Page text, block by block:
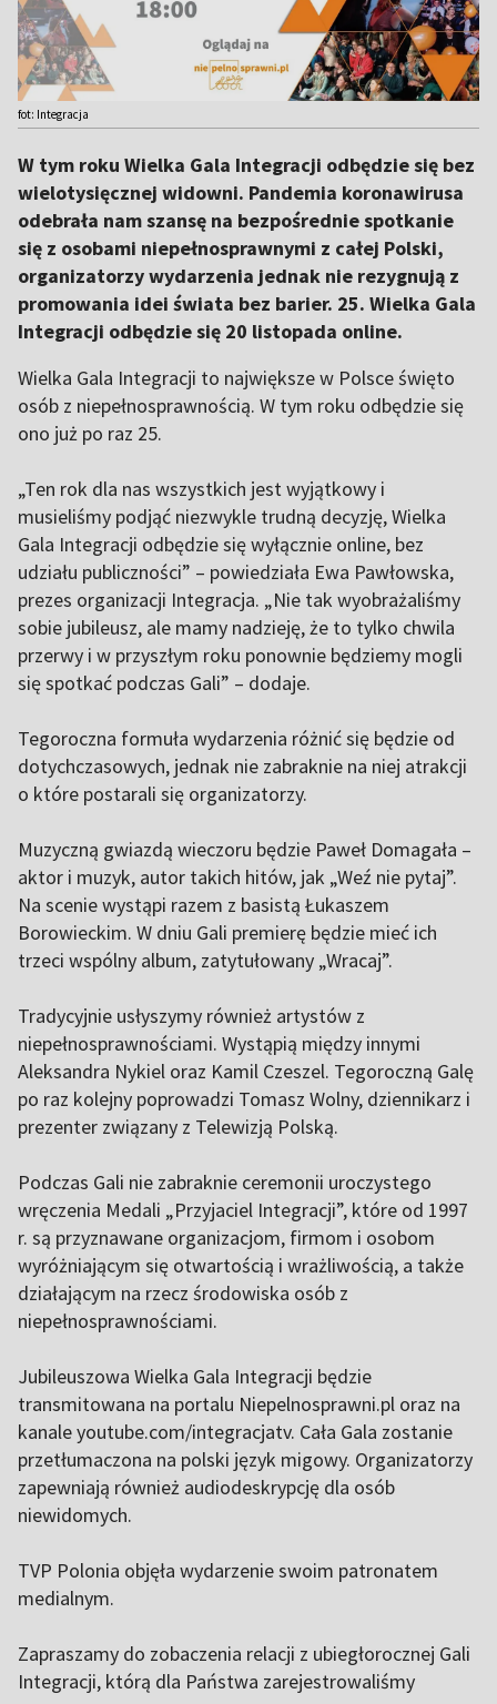
fot: Integracja
W tym roku Wielka Gala Integracji odbędzie się bez
wielotysięcznej widowni. Pandemia koronawirusa
odebrała nam szansę na bezpośrednie spotkanie
się z osobami niepełnosprawnymi z całej Polski,
organizatorzy wydarzenia jednak nie rezygnują z
promowania idei świata bez barier. 25. Wielka Gala
Integracji odbędzie się 20 listopada online.
Wielka Gala Integracji to największe w Polsce święto
osób z niepełnosprawnością. W tym roku odbędzie się
ono już po raz 25.
„Ten rok dla nas wszystkich jest wyjątkowy i
musieliśmy podjąć niezwykle trudną decyzję, Wielka
Gala Integracji odbędzie się wyłącznie online, bez
udziału publiczności” – powiedziała Ewa Pawłowska,
prezes organizacji Integracja. „Nie tak wyobrażaliśmy
sobie jubileusz, ale mamy nadzieję, że to tylko chwila
przerwy i w przyszłym roku ponownie będziemy mogli
się spotkać podczas Gali” – dodaje.
Tegoroczna formuła wydarzenia różnić się będzie od
dotychczasowych, jednak nie zabraknie na niej atrakcji
o które postarali się organizatorzy.
Muzyczną gwiazdą wieczoru będzie Paweł Domagała –
aktor i muzyk, autor takich hitów, jak „Weź nie pytaj”.
Na scenie wystąpi razem z basistą Łukaszem
Borowieckim. W dniu Gali premierę będzie mieć ich
trzeci wspólny album, zatytułowany „Wracaj”.
Tradycyjnie usłyszymy również artystów z
niepełnosprawnościami. Wystąpią między innymi
Aleksandra Nykiel oraz Kamil Czeszel. Tegoroczną Galę
po raz kolejny poprowadzi Tomasz Wolny, dziennikarz i
prezenter związany z Telewizją Polską.
Podczas Gali nie zabraknie ceremonii uroczystego
wręczenia Medali „Przyjaciel Integracji”, które od 1997
r. są przyznawane organizacjom, firmom i osobom
wyróżniającym się otwartością i wrażliwością, a także
działającym na rzecz środowiska osób z
niepełnosprawnościami.
Jubileuszowa Wielka Gala Integracji będzie
transmitowana na portalu Niepelnosprawni.pl oraz na
kanale youtube.com/integracjatv. Cała Gala zostanie
przetłumaczona na polski język migowy. Organizatorzy
zapewniają również audiodeskrypcję dla osób
niewidomych.
TVP Polonia objęła wydarzenie swoim patronatem
medialnym.
Zapraszamy do zobaczenia relacji z ubiegłorocznej Gali
Integracji, którą dla Państwa zarejestrowaliśmy